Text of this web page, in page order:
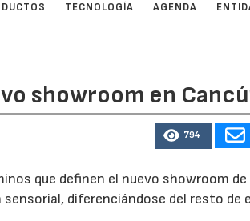
TECNOLOGÍA AGENDA
showroom en
794
que definen el nuevo showroom de
diferenciándose del resto de